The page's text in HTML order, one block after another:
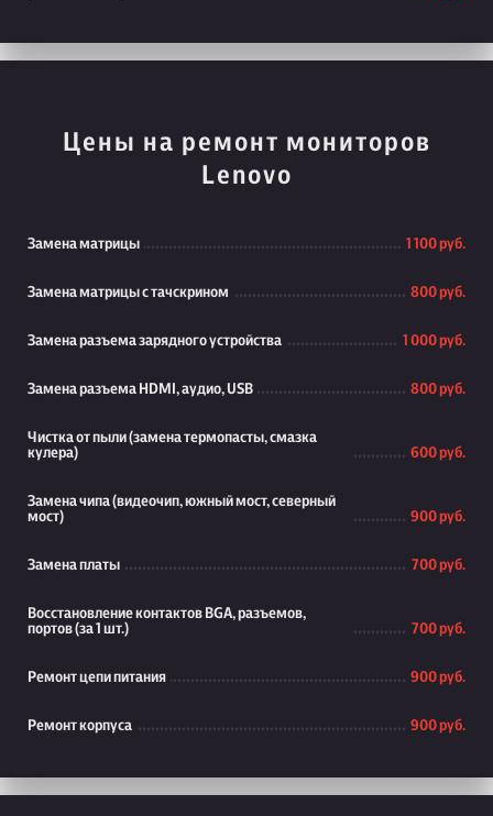
Цены на ремонт мониторов
Lenovo
Замена матрицы 1 100 руб.
Замена матрицы с тачскрином 800 руб.
Замена разъема зарядного устройства 1 000 руб.
Замена разъема HDMI, аудио, USB 800 руб.
Чистка от пыли (замена термопасты, смазка
кулера)
600 руб.
Замена чипа (видеочип, южный мост, северный
мост)
900 руб.
Замена платы 700 руб.
Восстановление контактов BGA, разъемов,
портов (за 1 шт.)
700 руб.
Ремонт цепи питания 900 руб.
Ремонт корпуса 900 руб.